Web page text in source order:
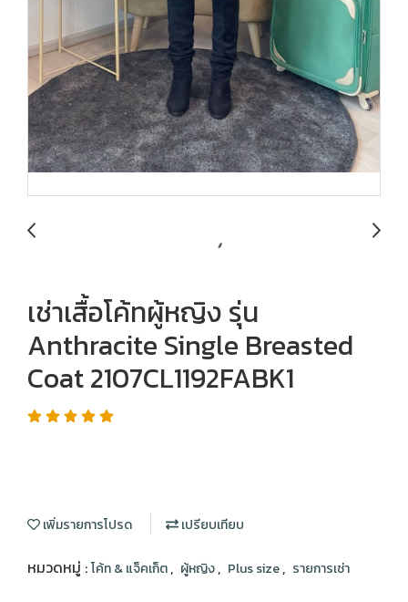
เช่าเสื้อโค้ทผู้หญิง รุ่น
Anthracite Single Breasted
Coat 2107CL1192FABK1
เพิ่มรายการโปรด เปรียบเทียบ
หมวดหมู่ :โค้ท & แจ็คเก็ต, ผู้หญิง, Plus size, รายการเช่า